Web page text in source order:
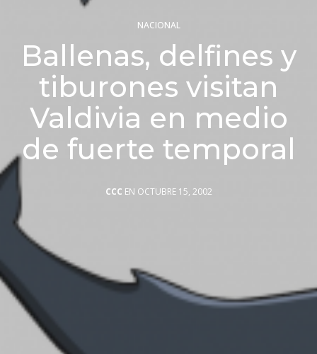
NACIONAL
Ballenas, delfines y
tiburones visitan
Valdivia en medio
de fuerte temporal
CCC EN OCTUBRE 15, 2002